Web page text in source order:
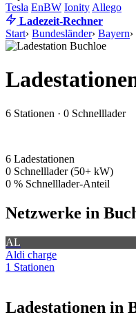
Tesla EnBW Ionity Allego
Ladezeit-Rechner
Start› Bundesländer› Bayern›
6 Stationen · 0 Schnelllader
6 Ladestationen
0 Schnelllader (50+ kW)
0 % Schnelllader-Anteil
Netzwerke in
AL
Aldi charge
1 Stationen
Ladestationen in